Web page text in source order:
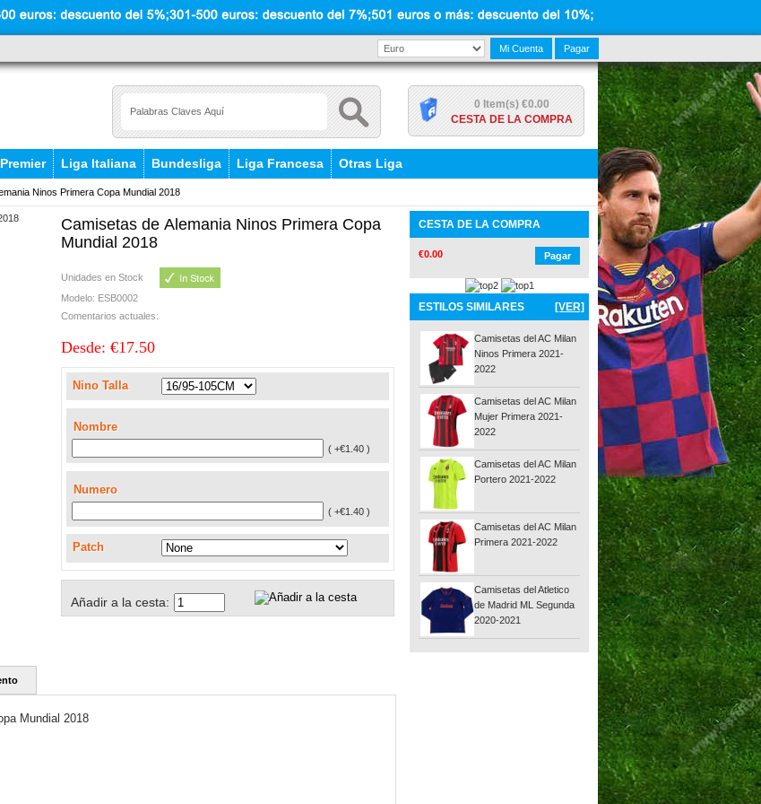
Pagar
Mi Cuenta
0 Item(s) €0.00
CESTA DE LA COMPRA
Liga Italiana Bundesliga Liga Francesa Otras Liga
Ninos Primera Copa Mundial 2018
Camisetas de Alemania Ninos Primera Copa
Mundial 2018
Unidades en Stock
Modelo: ESB0002
Comentarios actuales:
Desde: €17.50
Nino Talla
Nombre
( +€1.40 )
Numero
( +€1.40 )
Patch
Añadir a la cesta:
Mundial 2018
CESTA DE LA COMPRA
€0.00 Pagar
ESTILOS SIMILARES [VER]
Camisetas del AC Milan
Ninos Primera 2021-
2022
Camisetas del AC Milan
Mujer Primera 2021-
2022
Camisetas del AC Milan
Portero 2021-2022
Camisetas del AC Milan
Primera 2021-2022
Camisetas del Atletico
de Madrid ML Segunda
2020-2021